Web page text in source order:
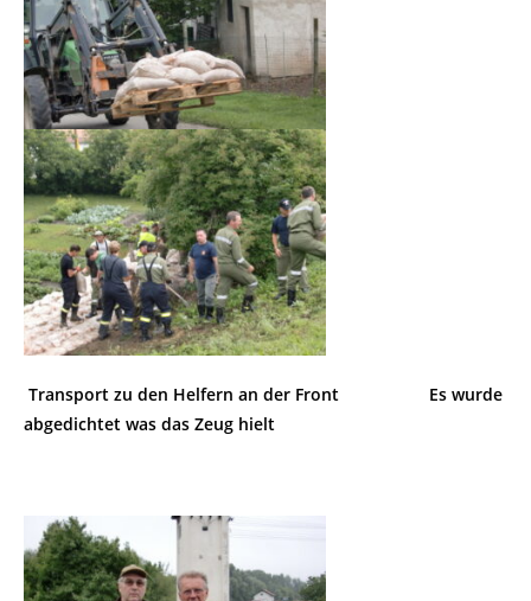
Transport zu den Helfern an der Front
Es wurde
abgedichtet was das Zeug hielt